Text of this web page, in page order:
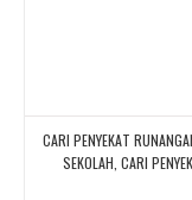
CARI PENYEKAT
SEKOLAH, CARI